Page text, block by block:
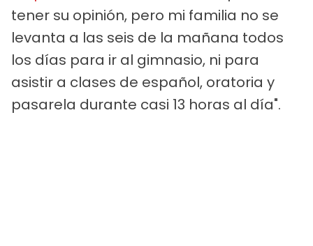
tener su opinión, pero mi familia no se
levanta a las seis de la mañana todos
los días para ir al gimnasio, ni para
asistir a clases de español, oratoria y
pasarela durante casi 13 horas al día".